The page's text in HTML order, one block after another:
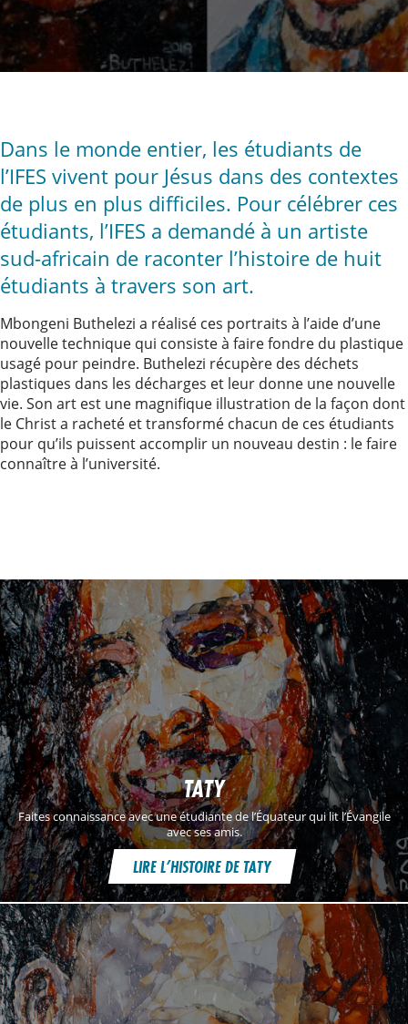
Dans le monde entier, les étudiants de
l’IFES vivent pour Jésus dans des contextes
de plus en plus difficiles. Pour célébrer ces
étudiants, l’IFES a demandé à un artiste
sud-africain de raconter l’histoire de huit
étudiants à travers son art.
Mbongeni Buthelezi a réalisé ces portraits à l’aide d’une
nouvelle technique qui consiste à faire fondre du plastique
usagé pour peindre. Buthelezi récupère des déchets
plastiques dans les décharges et leur donne une nouvelle
vie. Son art est une magnifique illustration de la façon dont
le Christ a racheté et transformé chacun de ces étudiants
pour qu’ils puissent accomplir un nouveau destin : le faire
connaître à l’université.
TATY
Faites connaissance avec une étudiante de l’Équateur qui lit l’Évangile
avec ses amis.
LIRE L’HISTOIRE DE TATY